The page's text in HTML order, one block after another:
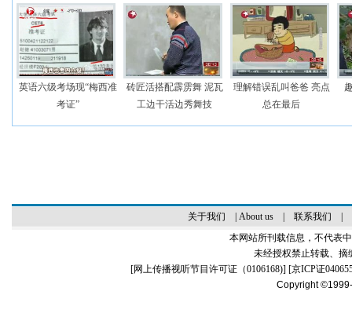
英语六级考场现“梅西准
考证”
砖匠活搭配霹雳舞 泥瓦
工边干活边秀舞技
理解错误乱叫爸爸 亮点
总在最后
关于我们 About us| 联系我们
本网站所刊载信息，不代表
未经授权禁止转载、摘
[网上传播视听节目许可证（0106168)] [京ICP证
Copyright